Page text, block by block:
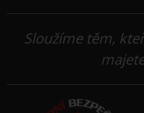
Sloužíme těm,